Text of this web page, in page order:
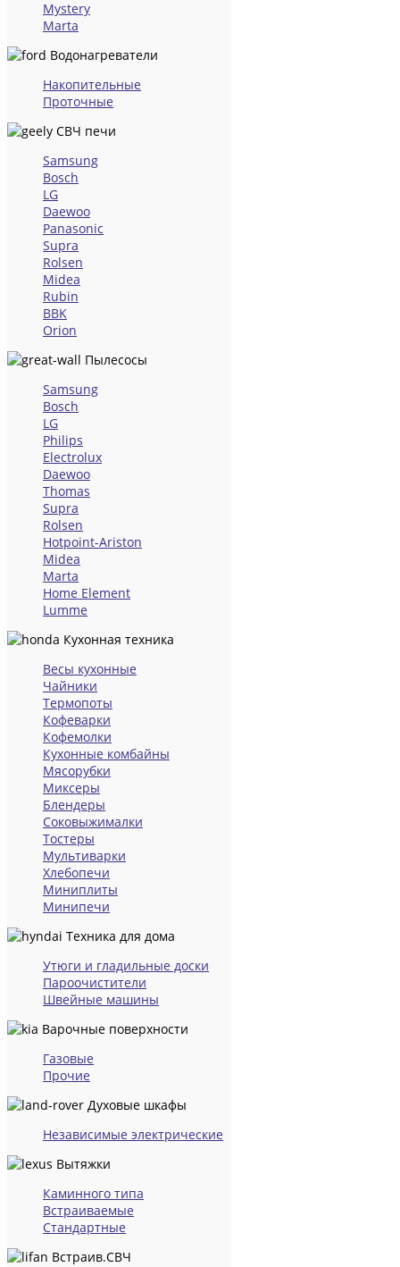
Mystery
Marta
Водонагреватели
Накопительные
Проточные
СВЧ печи
Samsung
Bosch
LG
Daewoo
Panasonic
Supra
Rolsen
Midea
Rubin
BBK
Orion
Пылесосы
Samsung
Bosch
LG
Philips
Electrolux
Daewoo
Thomas
Supra
Rolsen
Hotpoint-Ariston
Midea
Marta
Home Element
Lumme
Кухонная техника
Весы кухонные
Чайники
Термопоты
Кофеварки
Кофемолки
Кухонные комбайны
Мясорубки
Миксеры
Блендеры
Соковыжималки
Тостеры
Мультиварки
Хлебопечи
Миниплиты
Минипечи
Техника для дома
Утюги и гладильные доски
Пароочистители
Швейные машины
Варочные поверхности
Газовые
Прочие
Духовые шкафы
Независимые электрические
Вытяжки
Каминного типа
Встраиваемые
Стандартные
Встраив.СВЧ